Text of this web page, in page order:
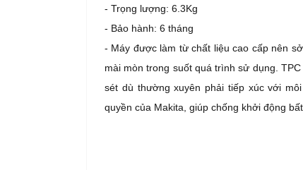
- Trọng lượng: 6.3Kg
- Bảo hành: 6 tháng
- Máy được làm từ chất liệu cao cấp nên
mài mòn trong suốt quá trình sử dụng.
sét dù thường xuyên phải tiếp xúc với
quyền của Makita, giúp chống khởi động